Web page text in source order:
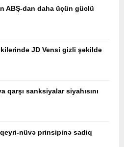
ABŞ-dan daha üçün güclü
JD Vensi gizli şəkildə
qarşı sanksiyalar siyahısını
nüvə prinsipinə sadiq